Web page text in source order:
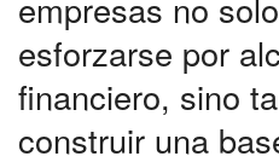
esforzarse por
financiero, sino
construir una